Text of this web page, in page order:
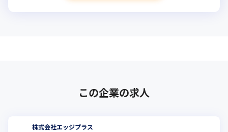
この企業の求人
株式会社エッジプラス